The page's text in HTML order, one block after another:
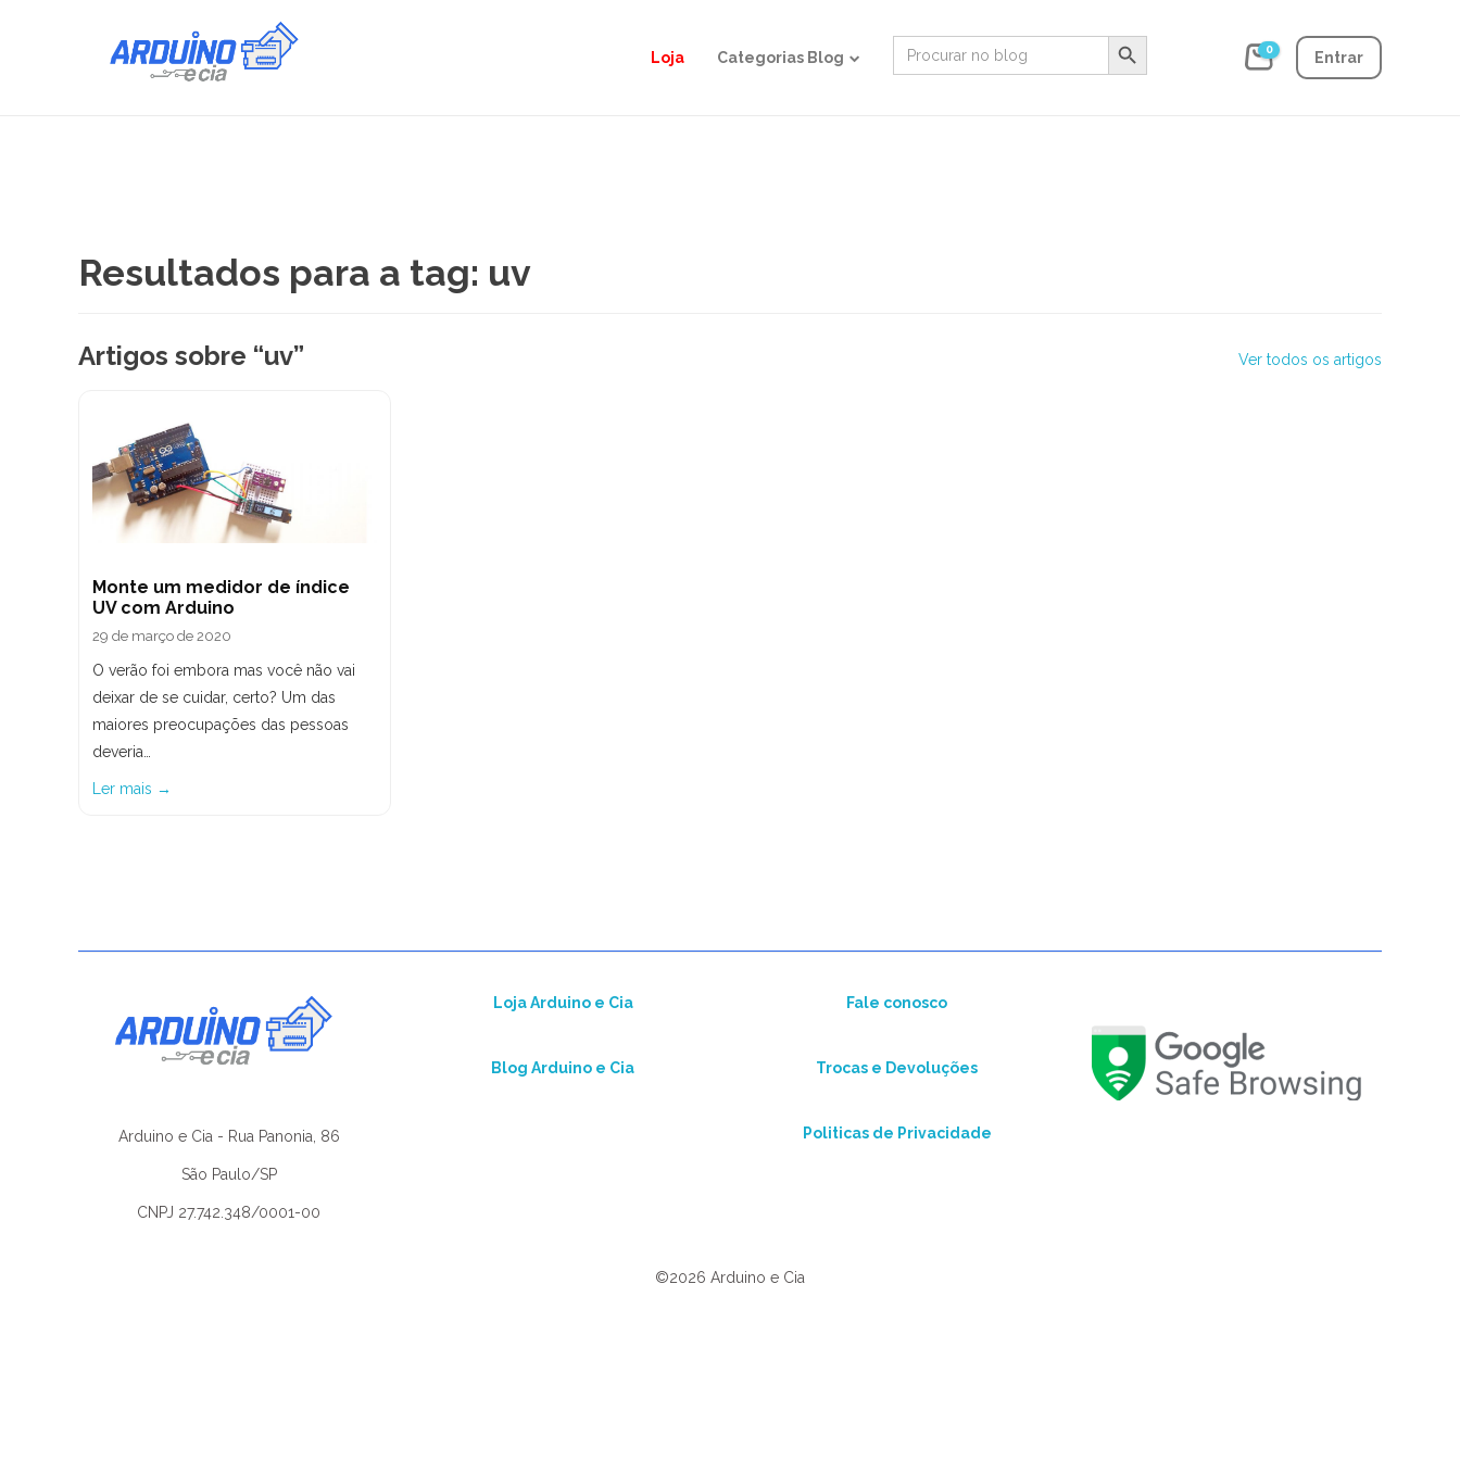
Loja Categorias Blog
Search
for:
Search Button
0 Entrar
Resultados para a tag: uv
Artigos sobre “uv” Ver todos os artigos
Monte um medidor de índice
UV com Arduino
29 de março de 2020
O verão foi embora mas você não vai
deixar de se cuidar, certo? Um das
maiores preocupações das pessoas
deveria…
Ler mais →
Arduino e Cia - Rua Panonia, 86
São Paulo/SP
CNPJ 27.742.348/0001-00
Loja Arduino e Cia
Blog Arduino e Cia
Fale conosco
Trocas e Devoluções
Politicas de Privacidade
©2026 Arduino e Cia